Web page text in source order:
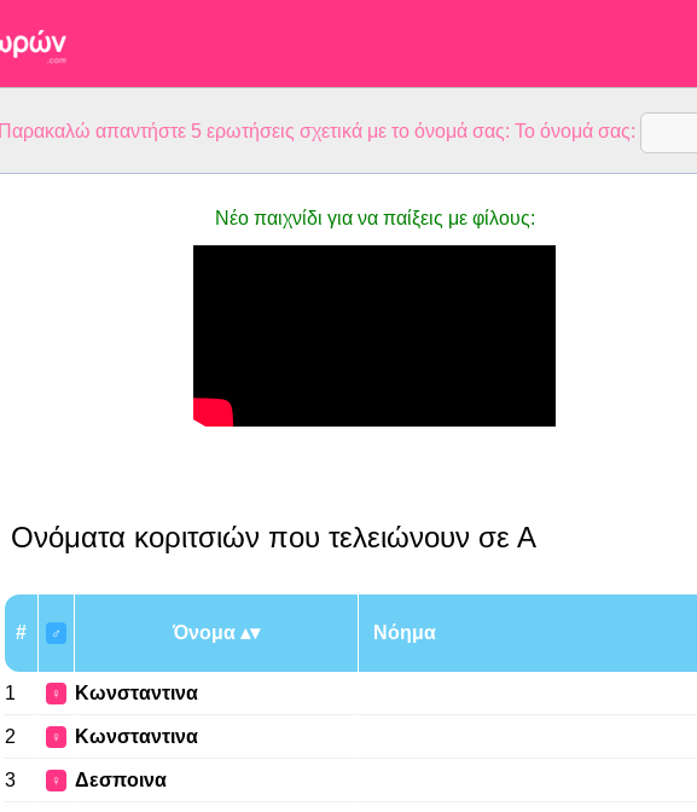
Παρακαλώ απαντήστε 5 ερωτήσεις σχετικά με το όνομά σας: Το όνομά σας:
Νέο παιχνίδι για να παίξεις με φίλους:
Ονόματα κοριτσιών που τελειώνουν σε Α
# ♂ Όνομα Νόημα
1 ♀ Κωνσταντινα
2 ♀ Κωνσταντινα
3 ♀ Δεσποινα